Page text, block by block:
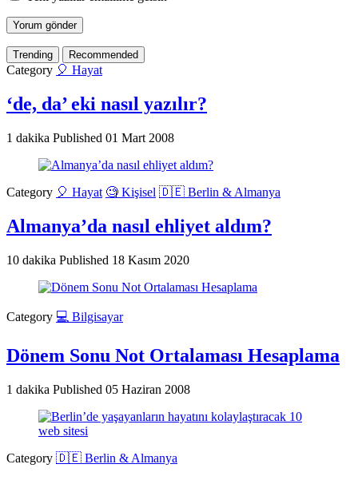
Trending Recommended
Category 🎈 Hayat
‘de, da’ eki nasıl yazılır?
1 dakika Published 01 Mart 2008
Category 🎈 Hayat 🧐 Kişisel 🇩🇪 Berlin & Almanya
Almanya’da nasıl ehliyet aldım?
10 dakika Published 18 Kasım 2020
Category 💻 Bilgisayar
Dönem Sonu Not Ortalaması Hesaplama
1 dakika Published 05 Haziran 2008
Category 🇩🇪 Berlin & Almanya